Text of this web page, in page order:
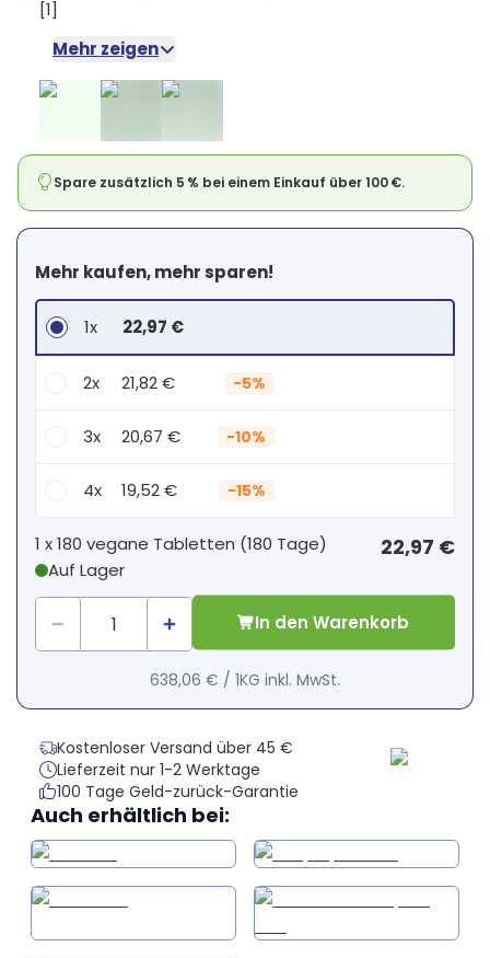
[1]
Mehr zeigen
Spare zusätzlich 5 % bei einem Einkauf über 100 €.
Mehr kaufen, mehr sparen!
1x 22,97 €
2x 21,82 € -5%
3x 20,67 € -10%
4x 19,52 € -15%
Dein persönlicher Rabatt
1x 0,00 €
1 x180 vegane Tabletten (180 Tage)
Auf Lager
22,97 €
In den Warenkorb
638,06 € / 1KG inkl. MwSt.
Kostenloser Versand über 45 €
Lieferzeit nur 1-2 Werktage
100 Tage Geld-zurück-Garantie
Auch erhältlich bei: